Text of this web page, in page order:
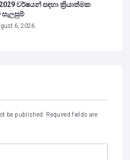
වර්ෂයන් සඳහා ක්‍රියාත්මක
6, 2026
be published. Required fields are